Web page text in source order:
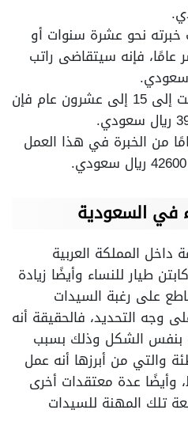
نحو عشرة سنوات أو
فإنه سيتقاضى راتب
لمن زادت خبرته ووصلت إلى 15 إلى عشرون عام فإن
من الخبرة في هذا العمل
في السعودية
داخل المملكة العربية
طيار للنساء وأيضًا زيادة
على رغبة السيدات
وجه التحديد، فالحقيقة أنه
بنفس الشكل وذلك بسبب
والتي من أبرزها أنه عمل
عدة معتقدات أخرى
تلك المهنة للسيدات